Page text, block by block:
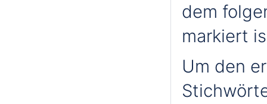
dem
markiert
Um den